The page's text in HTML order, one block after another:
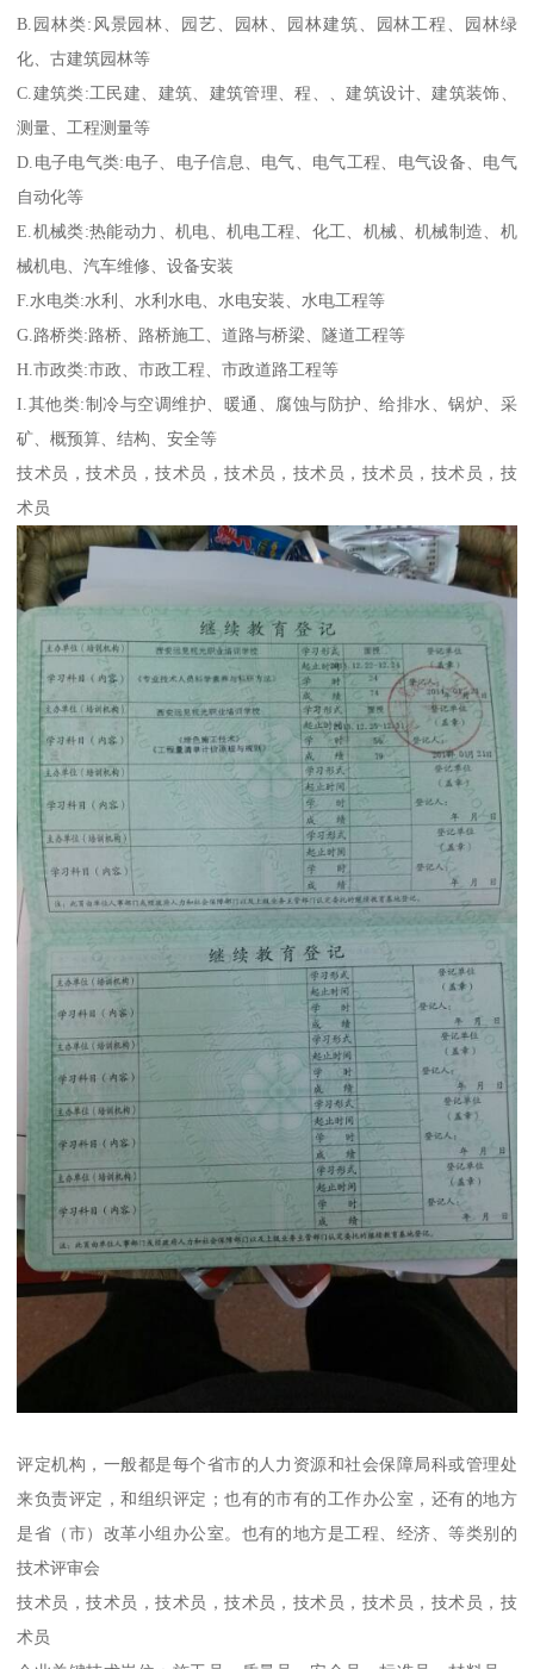
B.园林类:风景园林、园艺、园林、园林建筑、园林工程、园林绿
化、古建筑园林等
C.建筑类:工民建、建筑、建筑管理、程、、建筑设计、建筑装饰、
测量、工程测量等
D.电子电气类:电子、电子信息、电气、电气工程、电气设备、电气
自动化等
E.机械类:热能动力、机电、机电工程、化工、机械、机械制造、机
械机电、汽车维修、设备安装
F.水电类:水利、水利水电、水电安装、水电工程等
G.路桥类:路桥、路桥施工、道路与桥梁、隧道工程等
H.市政类:市政、市政工程、市政道路工程等
I.其他类:制冷与空调维护、暖通、腐蚀与防护、给排水、锅炉、采
矿、概预算、结构、安全等
技术员，技术员，技术员，技术员，技术员，技术员，技术员，技
术员
评定机构，一般都是每个省市的人力资源和社会保障局科或管理处
来负责评定，和组织评定；也有的市有的工作办公室，还有的地方
是省（市）改革小组办公室。也有的地方是工程、经济、等类别的
技术评审会
技术员，技术员，技术员，技术员，技术员，技术员，技术员，技
术员